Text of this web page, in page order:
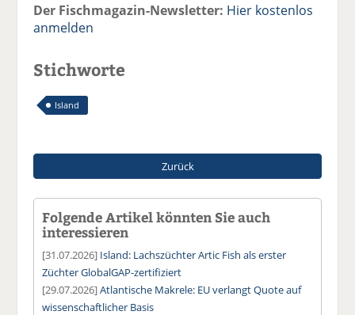
Der Fischmagazin-Newsletter: Hier kostenlos
anmelden
Stichworte
Island
Zurück
Folgende Artikel könnten Sie auch
interessieren
[31.07.2026] Island: Lachszüchter Artic Fish als erster
Züchter GlobalGAP-zertifiziert
[29.07.2026]Atlantische Makrele: EU verlangt Quote auf
wissenschaftlicher Basis